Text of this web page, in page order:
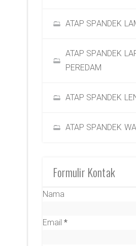
ATAP SPANDEK
ATAP SPANDEK
PEREDAM
ATAP SPANDEK
ATAP SPANDEK
Formulir Kontak
Nama
Email*